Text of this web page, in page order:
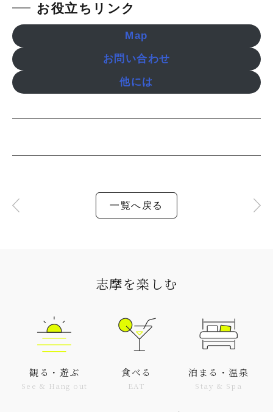
お役立ちリンク
Map
お問い合わせ
他には
一覧へ戻る
志摩を楽しむ
観る・遊ぶ
See & Hang out
食べる
EAT
泊まる・温泉
Stay & Spa